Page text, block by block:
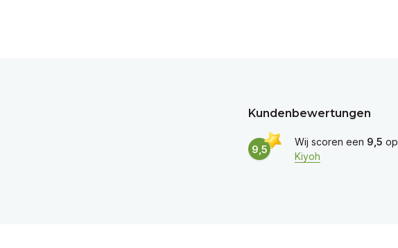
Kundenbewertungen
9,5
Wij scoren een 9,5 op
Kiyoh